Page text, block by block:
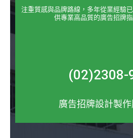
注重質感與品牌路線，多年從業經驗
供專業高品質的廣告招牌
(02)2308-
廣告招牌設計製